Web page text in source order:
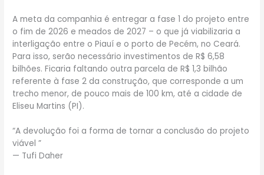
A meta da companhia é entregar a fase 1 do projeto entre
o fim de 2026 e meados de 2027 – o que já viabilizaria a
interligação entre o Piauí e o porto de Pecém, no Ceará.
Para isso, serão necessário investimentos de R$ 6,58
bilhões. Ficaria faltando outra parcela de R$ 1,3 bilhão
referente à fase 2 da construção, que corresponde a um
trecho menor, de pouco mais de 100 km, até a cidade de
Eliseu Martins (PI).
“A devolução foi a forma de tornar a conclusão do projeto
viável ”
— Tufi Daher